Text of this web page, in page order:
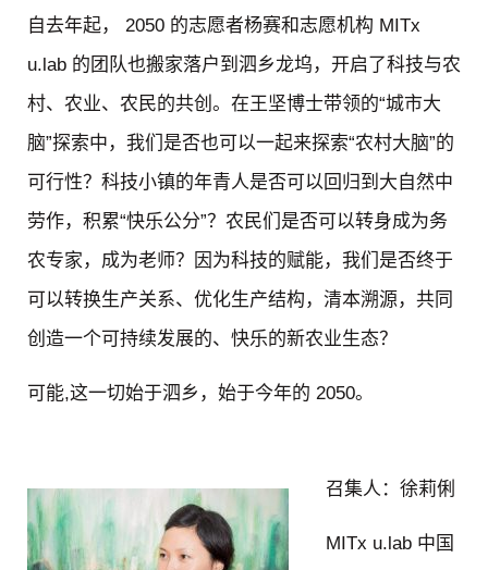
自去年起， 2050 的志愿者杨赛和志愿机构 MITx
u.lab 的团队也搬家落户到泗乡龙坞，开启了科技与农
村、农业、农民的共创。在王坚博士带领的“城市大
脑”探索中，我们是否也可以一起来探索“农村大脑”的
可行性？科技小镇的年青人是否可以回归到大自然中
劳作，积累“快乐公分”？农民们是否可以转身成为务
农专家，成为老师？因为科技的赋能，我们是否终于
可以转换生产关系、优化生产结构，清本溯源，共同
创造一个可持续发展的、快乐的新农业生态？
可能,这一切始于泗乡，始于今年的 2050。
召集人：徐莉俐
MITx u.lab 中国